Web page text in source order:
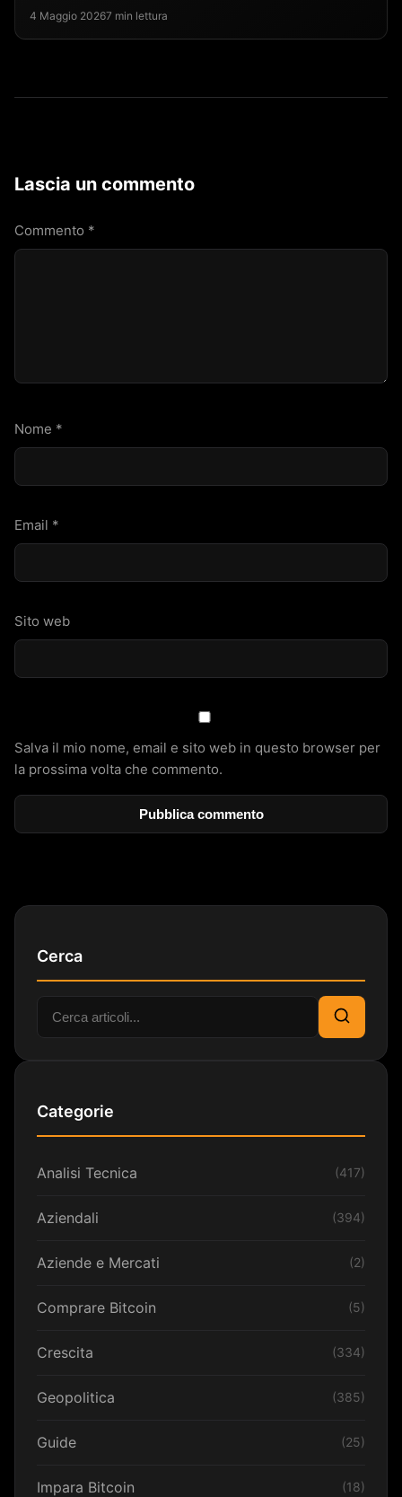
4 Maggio 20267 min lettura
Lascia un commento
Commento *
Nome *
Email *
Sito web
Salva il mio nome, email e sito web in questo browser per
la prossima volta che commento.
Cerca
Cerca:
Cerca
Categorie
Analisi Tecnica (417)
Aziendali (394)
Aziende e Mercati (2)
Comprare Bitcoin (5)
Crescita (334)
Geopolitica (385)
Guide (25)
Impara Bitcoin (18)